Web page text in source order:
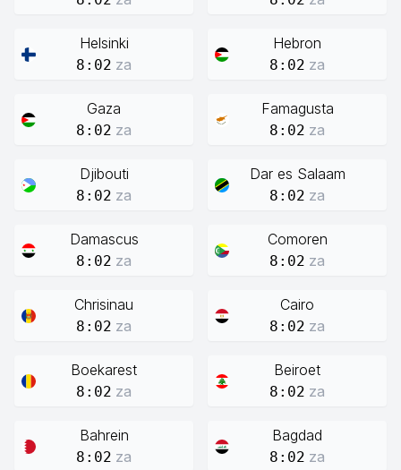
Helsinki
8:02 za
Hebron
8:02 za
Gaza
8:02 za
Famagusta
8:02 za
Djibouti
8:02 za
Dar es Salaam
8:02 za
Damascus
8:02 za
Comoren
8:02 za
Chrisinau
8:02 za
Cairo
8:02 za
Boekarest
8:02 za
Beiroet
8:02 za
Bahrein
8:02 za
Bagdad
8:02 za